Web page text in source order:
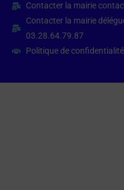
Contacter la mairie
Contacter la mairie
03.28.64.79.87
Politique de confidentialité